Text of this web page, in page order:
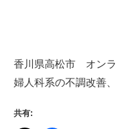
香川県高松市 オン
婦人科系の不調改善
共有: